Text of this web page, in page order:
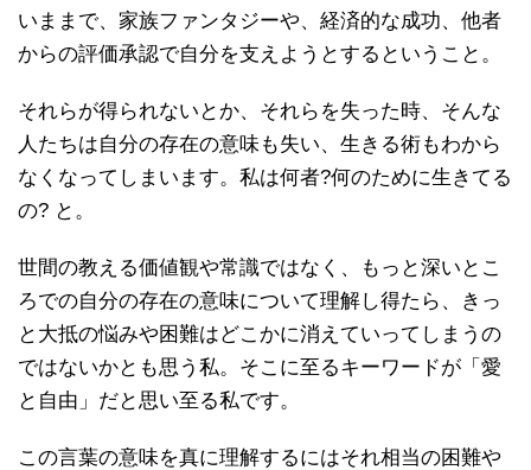
いままで、家族ファンタジーや、経済的な成功、他者
からの評価承認で自分を支えようとするということ。
それらが得られないとか、それらを失った時、そんな
人たちは自分の存在の意味も失い、生きる術もわから
なくなってしまいます。私は何者?何のために生きてる
の? と。
世間の教える価値観や常識ではなく、もっと深いとこ
ろでの自分の存在の意味について理解し得たら、きっ
と大抵の悩みや困難はどこかに消えていってしまうの
ではないかとも思う私。そこに至るキーワードが「愛
と自由」だと思い至る私です。
この言葉の意味を真に理解するにはそれ相当の困難や